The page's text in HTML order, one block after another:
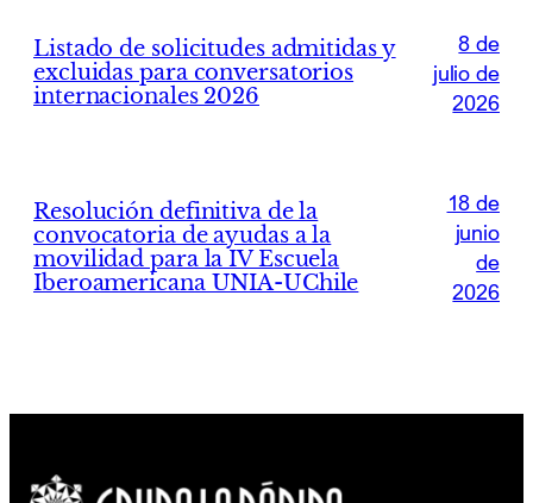
Listado de solicitudes admitidas y
excluidas para conversatorios
internacionales 2026
8 de
julio de
2026
Resolución definitiva de la
convocatoria de ayudas a la
movilidad para la IV Escuela
Iberoamericana UNIA-UChile
18 de
junio
de
2026